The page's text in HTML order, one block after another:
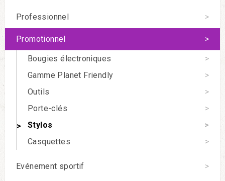
Professionnel
Promotionnel
Bougies électroniques
Gamme Planet Friendly
Outils
Porte-clés
Stylos
Casquettes
Evénement sportif